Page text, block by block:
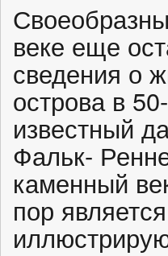
веке еще
сведения о
острова в
известный
Фальк-
каменный
пор